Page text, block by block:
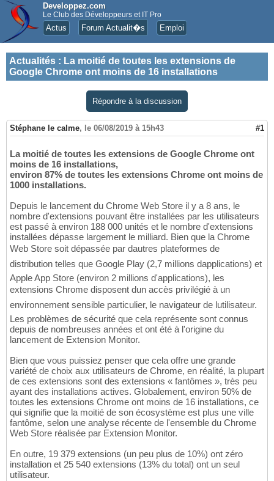
Developpez.com
Le Club des Développeurs et IT Pro
Actus Forum Actualit�s Emploi
Actualités : La moitié de toutes les extensions de
Google Chrome ont moins de 16 installations
Répondre à la discussion
Stéphane le calme, le 06/08/2019 à 15h43 #1
La moitié de toutes les extensions de Google Chrome ont
moins de 16 installations,
environ 87% de toutes les extensions Chrome ont moins de
1000 installations.
Depuis le lancement du Chrome Web Store il y a 8 ans, le
nombre d'extensions pouvant être installées par les utilisateurs
est passé à environ 188 000 unités et le nombre d'extensions
installées dépasse largement le milliard. Bien que la Chrome
Web Store soit dépassée par dautres plateformes de
distribution telles que Google Play (2,7 millions dapplications) et
Apple App Store (environ 2 millions d'applications), les
extensions Chrome disposent dun accès privilégié à un
environnement sensible particulier, le navigateur de lutilisateur.
Les problèmes de sécurité que cela représente sont connus
depuis de nombreuses années et ont été à l'origine du
lancement de Extension Monitor.
Bien que vous puissiez penser que cela offre une grande
variété de choix aux utilisateurs de Chrome, en réalité, la plupart
de ces extensions sont des extensions « fantômes », très peu
ayant des installations actives. Globalement, environ 50% de
toutes les extensions Chrome ont moins de 16 installations, ce
qui signifie que la moitié de son écosystème est plus une ville
fantôme, selon une analyse récente de l'ensemble du Chrome
Web Store réalisée par Extension Monitor.
En outre, 19 379 extensions (un peu plus de 10%) ont zéro
installation et 25 540 extensions (13% du total) ont un seul
utilisateur.